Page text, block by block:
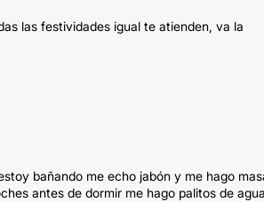
las festividades igual te atienden, va la
bañando me echo jabón y me hago
antes de dormir me hago palitos de